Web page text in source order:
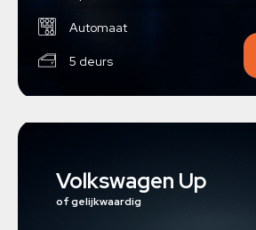
Automaat
5 deurs
Volkswagen Up
of gelijkwaardig